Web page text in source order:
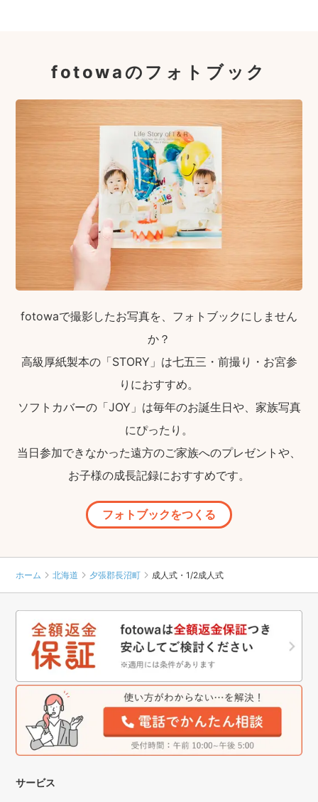
fotowaのフォトブック
fotowaで撮影したお写真を、フォトブックにしません
か？
高級厚紙製本の「STORY」は七五三・前撮り・お宮参
りにおすすめ。
ソフトカバーの「JOY」は毎年のお誕生日や、家族写真
にぴったり。
当日参加できなかった遠方のご家族へのプレゼントや、
お子様の成長記録におすすめです。
フォトブックをつくる
ホーム 北海道 夕張郡長沼町 成人式・1/2成人式
サービス